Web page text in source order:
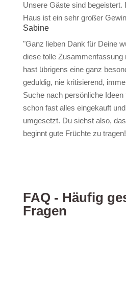
Unsere Gäste sind begeistert.
Haus ist ein sehr großer
Sabine
"Ganz lieben Dank für Deine
diese tolle Zusammenfassung
hast übrigens eine ganz
geduldig, nie kritisierend,
Suche nach persönliche
schon fast alles eingekauft
umgesetzt. Du siehst also,
beginnt gute Früchte zu
FAQ - Häufig
Fragen